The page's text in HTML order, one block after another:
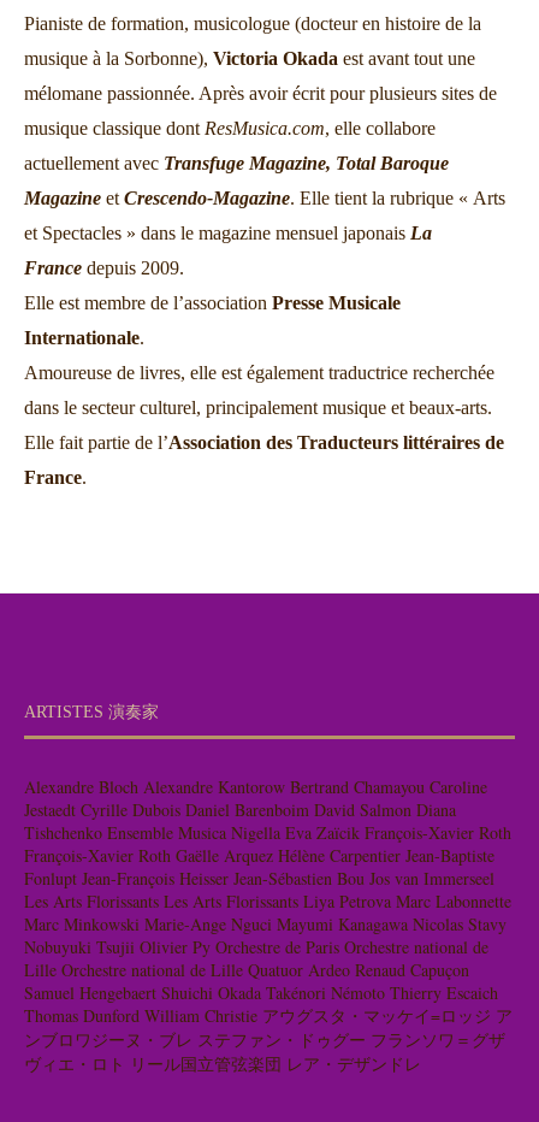
Pianiste de formation, musicologue (docteur en histoire de la
musique à la Sorbonne), Victoria Okada est avant tout une
mélomane passionnée. Après avoir écrit pour plusieurs sites de
musique classique dont ResMusica.com, elle collabore
actuellement avec Transfuge Magazine, Total Baroque
Magazine et Crescendo-Magazine. Elle tient la rubrique « Arts
et Spectacles » dans le magazine mensuel japonais La
France depuis 2009.
Elle est membre de l’association Presse Musicale
Internationale.
Amoureuse de livres, elle est également traductrice recherchée
dans le secteur culturel, principalement musique et beaux-arts.
Elle fait partie de l’Association des Traducteurs littéraires de
France.
ARTISTES 演奏家
Alexandre Bloch Alexandre Kantorow Bertrand Chamayou Caroline
Jestaedt Cyrille Dubois Daniel Barenboim David Salmon Diana
Tishchenko Ensemble Musica Nigella Eva Zaïcik François-Xavier Roth
François-Xavier Roth Gaëlle Arquez Hélène Carpentier Jean-Baptiste
Fonlupt Jean-François Heisser Jean-Sébastien Bou Jos van Immerseel
Les Arts Florissants Les Arts Florissants Liya Petrova Marc Labonnette
Marc Minkowski Marie-Ange Nguci Mayumi Kanagawa Nicolas Stavy
Nobuyuki Tsujii Olivier Py Orchestre de Paris Orchestre national de
Lille Orchestre national de Lille Quatuor Ardeo Renaud Capuçon
Samuel Hengebaert Shuichi Okada Takénori Némoto Thierry Escaich
Thomas Dunford William Christie アウグスタ・マッケイ=ロッジ ア
ンブロワジーヌ・ブレ ステファン・ドゥグー フランソワ＝グザ
ヴィエ・ロト リール国立管弦楽団 レア・デザンドレ